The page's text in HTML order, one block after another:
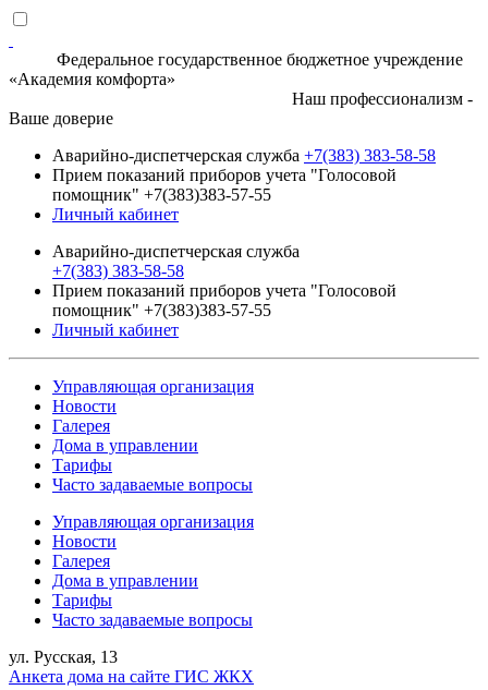
Федеральное государственное бюджетное учреждение
«Академия комфорта»
Наш профессионализм -
Ваше доверие
Аварийно-диспетчерская служба +7(383) 383-58-58
Прием показаний приборов учета "Голосовой
помощник" +7(383)383-57-55
Личный кабинет
Аварийно-диспетчерская служба
+7(383) 383-58-58
Прием показаний приборов учета "Голосовой
помощник" +7(383)383-57-55
Личный кабинет
Управляющая организация
Новости
Галерея
Дома в управлении
Тарифы
Часто задаваемые вопросы
Управляющая организация
Новости
Галерея
Дома в управлении
Тарифы
Часто задаваемые вопросы
ул. Русская, 13
Анкета дома на сайте ГИС ЖКХ